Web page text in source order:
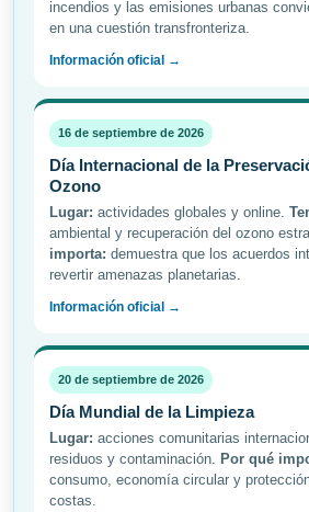
incendios y las emisiones urbanas
en una cuestión transfronteriza.
Información oficial →
16 de septiembre de 2026
Día Internacional de la
Ozono
Lugar: actividades globales y online.
ambiental y recuperación del ozono
importa: demuestra que los acuerdos
revertir amenazas planetarias.
Información oficial →
20 de septiembre de 2026
Día Mundial de la Limpieza
Lugar: acciones comunitarias
residuos y contaminación. Por qué
consumo, economía circular y
costas.